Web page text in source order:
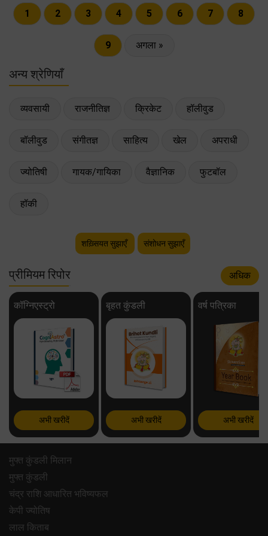
1 2 3 4 5 6 7 8
9 अगला »
अन्य श्रेणियाँ
व्यवसायी राजनीतिज्ञ क्रिकेट हॉलीवुड
बॉलीवुड संगीतज्ञ साहित्य खेल अपराधी
ज्योतिषी गायक/गायिका वैज्ञानिक फुटबॉल
हॉकी
शख़्सियत सुझाएँ संशोधन सुझाएँ
प्रीमियम रिपोर अधिक
कॉग्निएस्ट्रो
अभी खरीदें
बृहत कुंडली
अभी खरीदें
वर्ष पत्रिका
अभी खरीदें
मुफ्त कुंडली मिलान
मुफ्त कुंडली
चंद्र राशि आधारित भविष्यफल
केपी ज्योतिष
लाल किताब